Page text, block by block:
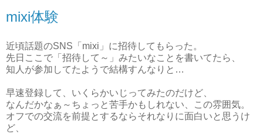
mixi体験
近頃話題のSNS「mixi」に招待してもらった。
先日ここで「招待して～」みたいなことを書いてたら、
知人が参加してたようで結構すんなりと…
早速登録して、いくらかいじってみたのだけど、
なんだかなぁ～ちょっと苦手かもしれない、この雰囲気。
オフでの交流を前提とするならそれなりに面白いと思うけ
ど、